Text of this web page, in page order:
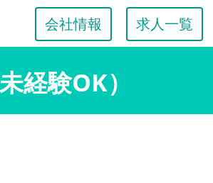
求人一覧
会社情報
経験OK）